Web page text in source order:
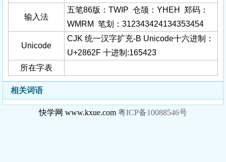
输入法
五笔86版：TWIP 仓颉：YHEH 郑码：
WMRM 笔划：312343424134353454
Unicode
CJK 统一汉字扩充-B Unicode十六进制：
U+2862F 十进制:165423
所在字表
相关词语
快学网 www.kxue.com 粤ICP备10088546号